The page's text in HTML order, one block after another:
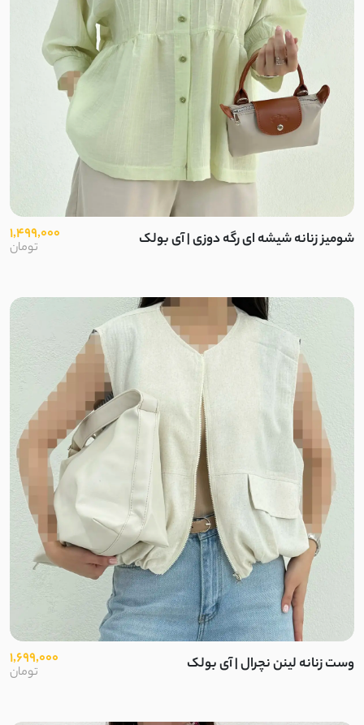
شومیز زنانه شیشه ای رگه دوزی | آی بولک 1,499,000
تومان
وست زنانه لینن نچرال | آی بولک 1,699,000
تومان